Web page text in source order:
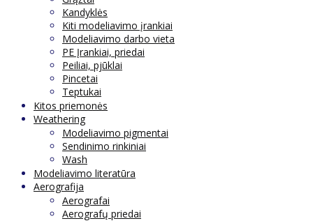
Kandyklės
Kiti modeliavimo įrankiai
Modeliavimo darbo vieta
PE Įrankiai, priedai
Peiliai, pjūklai
Pincetai
Teptukai
Kitos priemonės
Weathering
Modeliavimo pigmentai
Sendinimo rinkiniai
Wash
Modeliavimo literatūra
Aerografija
Aerografai
Aerografų priedai